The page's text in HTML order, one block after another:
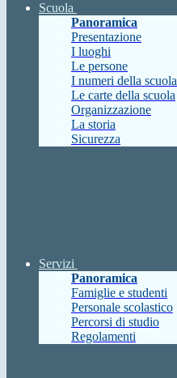
Scuola
Panoramica
Presentazione
I luoghi
Le persone
I numeri della scuola
Le carte della scuola
Organizzazione
La storia
Sicurezza
Servizi
Panoramica
Famiglie e studenti
Personale scolastico
Percorsi di studio
Regolamenti